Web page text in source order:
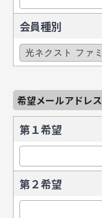
会員種別
希望メールアドレス
第１希望
第２希望